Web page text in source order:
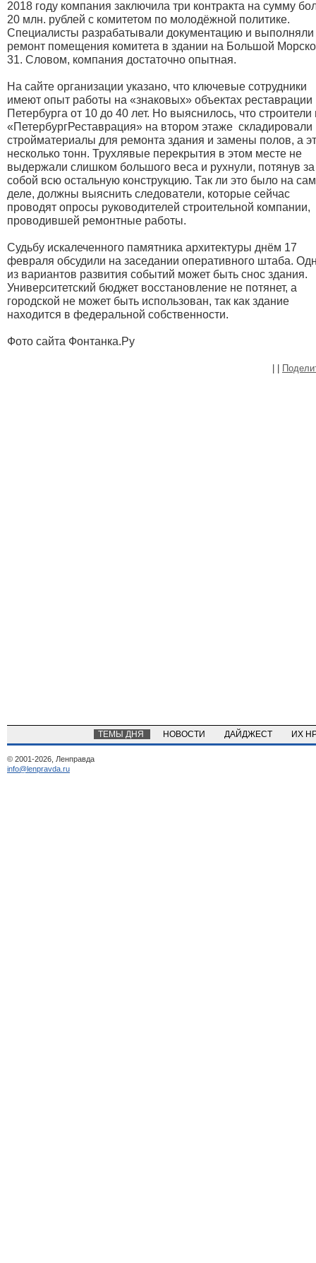
2018 году компания заключила три контракта на сумму
20 млн. рублей с комитетом по молодёжной политике.
Специалисты разрабатывали документацию и выполняли
ремонт помещения комитета в здании на Большой
31. Словом, компания достаточно опытная.
На сайте организации указано, что ключевые сотрудники
имеют опыт работы на «знаковых» объектах реставрации
Петербурга от 10 до 40 лет. Но выяснилось, что строители
«ПетербургРеставрация» на втором этаже складировали
стройматериалы для ремонта здания и замены полов, а
несколько тонн. Трухлявые перекрытия в этом месте не
выдержали слишком большого веса и рухнули, потянув за
собой всю остальную конструкцию. Так ли это было на
деле, должны выяснить следователи, которые сейчас
проводят опросы руководителей строительной компании,
проводившей ремонтные работы.
Судьбу искалеченного памятника архитектуры днём 17
февраля обсудили на заседании оперативного штаба.
из вариантов развития событий может быть снос здания.
Университетский бюджет восстановление не потянет, а
городской не может быть использован, так как здание
находится в федеральной собственности.
Фото сайта Фонтанка.Ру
ТЕМЫ ДНЯ НОВОСТИ ДАЙДЖЕСТ ИХ
© 2001-2026, Ленправда
info@lenpravda.ru